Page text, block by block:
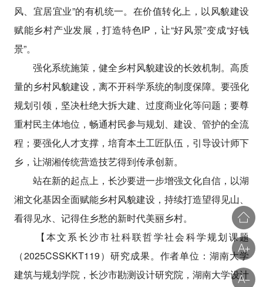
风、宜居宜业”的有机统一。在价值转化上，以风貌建设
赋能乡村产业发展，打造特色IP，让“好风景”变成“好钱
景”。
强化系统施策，健全乡村风貌建设的长效机制。高质
量的乡村风貌建设，离不开科学系统的制度保障。要强化
规划引领，坚决杜绝大拆大建、过度商业化等问题；要尊
重村民主体地位，畅通村民参与规划、建设、管护的全流
程；要强化人才支撑，培育本土工匠队伍，引导设计师下
乡，让湖湘传统营造技艺得到传承创新。
站在新的起点上，长沙要进一步增强文化自信，以湖
湘文化基因全面赋能乡村风貌建设，持续打造望得见山、
看得见水、记得住乡愁的新时代美丽乡村。
【本文系长沙市社科联哲学社会科学规划课题
（2025CSSKKT119）研究成果。作者单位：湖南大学
建筑与规划学院，长沙市勘测设计研究院，湖南大学设计